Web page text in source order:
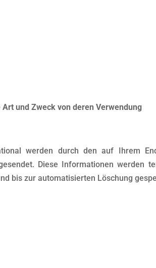
und Zweck von deren Verwendung
werden durch den auf Ihrem
Diese Informationen werden
bis zur automatisierten Löschung